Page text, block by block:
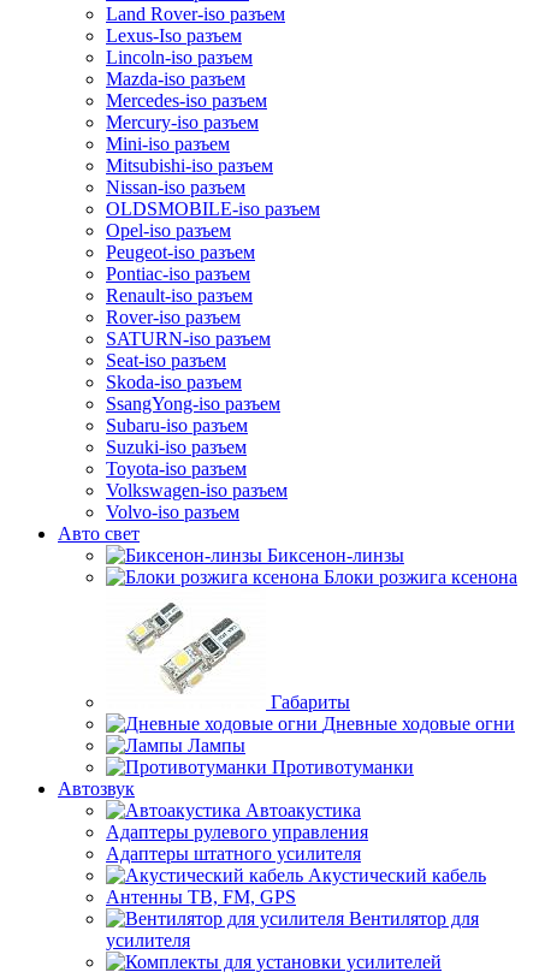
Land Rover-iso разъем
Lexus-Iso разъем
Lincoln-iso разъем
Mazda-iso разъем
Mercedes-iso разъем
Mercury-iso разъем
Mini-iso разъем
Mitsubishi-iso разъем
Nissan-iso разъем
OLDSMOBILE-iso разъем
Opel-iso разъем
Peugeot-iso разъем
Pontiac-iso разъем
Renault-iso разъем
Rover-iso разъем
SATURN-iso разъем
Seat-iso разъем
Skoda-iso разъем
SsangYong-iso разъем
Subaru-iso разъем
Suzuki-iso разъем
Toyota-iso разъем
Volkswagen-iso разъем
Volvo-iso разъем
Авто свет
Биксенон-линзы
Блоки розжига ксенона
Габариты
Дневные ходовые огни
Лампы
Противотуманки
Автозвук
Автоакустика
Адаптеры рулевого управления
Адаптеры штатного усилителя
Акустический кабель
Антенны ТВ, FM, GPS
Вентилятор для
усилителя